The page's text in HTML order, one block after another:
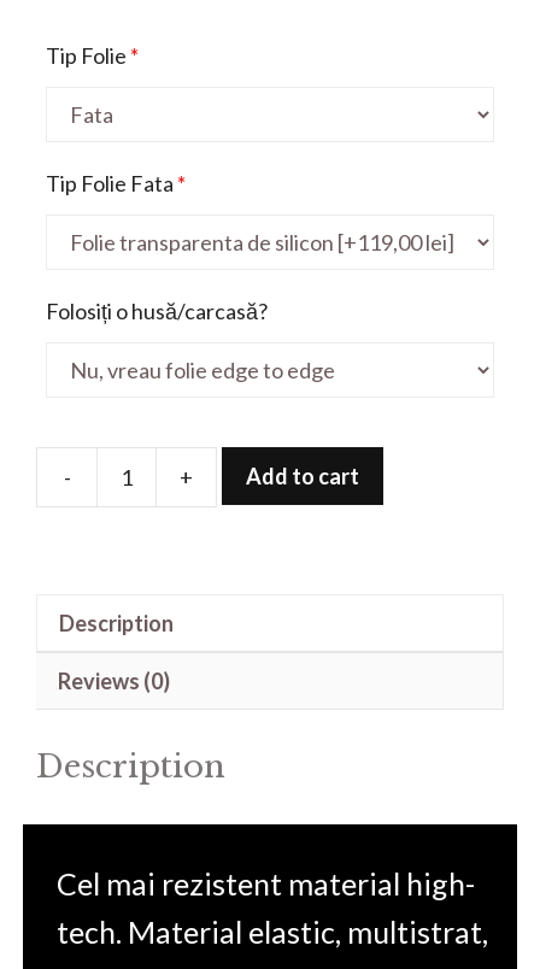
Tip Folie *
Tip Folie Fata *
Folosiți o husă/carcasă?
-
Folie
15.6'
+ Add to cart
Description
Reviews (0)
Description
Cel mai rezistent material high-
tech. Material elastic, multistrat,